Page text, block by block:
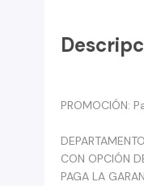
PROMOCIÓN:
CON OPCIÓN
PAGA LA